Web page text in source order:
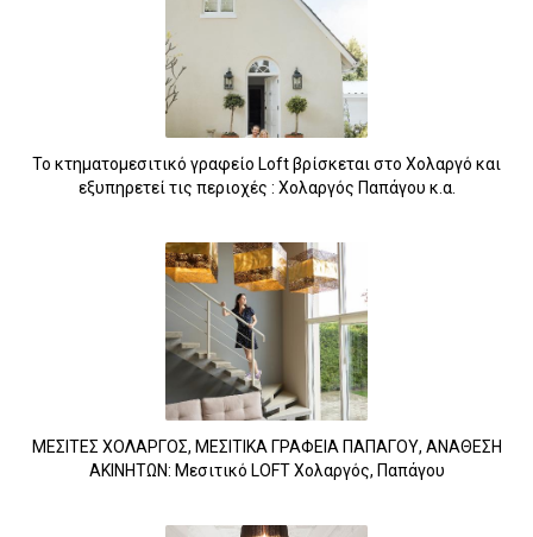
Το κτηματομεσιτικό γραφείο Loft βρίσκεται στο Χολαργό και
εξυπηρετεί τις περιοχές : Χολαργός Παπάγου κ.α.
ΜΕΣΙΤΕΣ ΧΟΛΑΡΓΟΣ, ΜΕΣΙΤΙΚΑ ΓΡΑΦΕΙΑ ΠΑΠΑΓΟΥ, ΑΝΑΘΕΣΗ
ΑΚΙΝΗΤΩΝ: Μεσιτικό LOFT Χολαργός, Παπάγου